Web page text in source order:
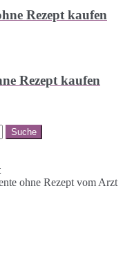
Rezept kaufen
Rezept kaufen
ohne Rezept vom Arzt